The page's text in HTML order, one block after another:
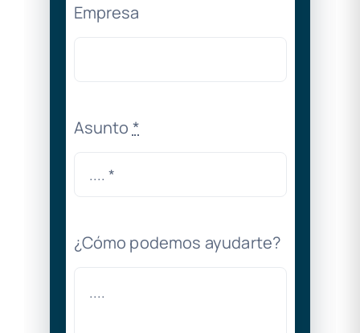
Empresa
Asunto *
¿Cómo podemos ayudarte?